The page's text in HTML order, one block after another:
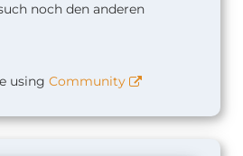
noch den anderen
using Community